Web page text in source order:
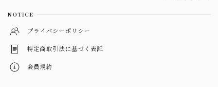
NOTICE
プライバシーポリシー
特定商取引法に基づく表記
会員規約